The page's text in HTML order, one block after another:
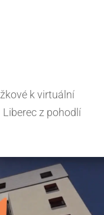
k virtuální
Liberec z pohodlí